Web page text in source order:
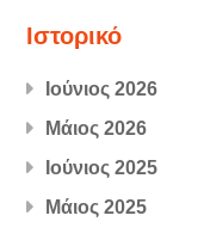
Ιστορικό
Ιούνιος 2026
Μάιος 2026
Ιούνιος 2025
Μάιος 2025